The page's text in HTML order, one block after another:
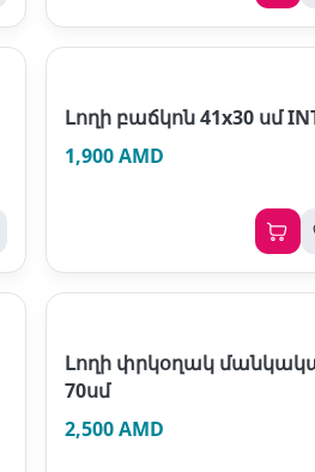
Լողի բաճկոն 41x30 սմ
1,900 AMD
Լողի փրկօղակ
70սմ
2,500 AMD